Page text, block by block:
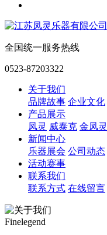
全国统一服务热线
0523-87203322
关于我们
品牌故事 企业文化
产品展示
凤灵 威泰克 金凤灵
新闻中心
乐器展会 公司动态
活动赛事
联系我们
联系方式 在线留言
Finelegend